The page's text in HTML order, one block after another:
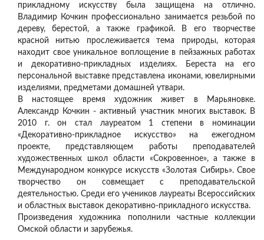
прикладному искусству была защищена на отлично.
Владимир Кочкин профессионально занимается резьбой по
дереву, берестой, а также графикой. В его творчестве
красной нитью прослеживается тема природы, которая
находит свое уникальное воплощение в пейзажных работах
и декоративно-прикладных изделиях. Береста на его
персональной выставке представлена иконами, ювелирными
изделиями, предметами домашней утвари.
В настоящее время художник живет в Марьяновке.
Александр Кочкин - активный участник многих выставок. В
2010 г. он стал лауреатом 1 степени в номинации
«Декоративно-прикладное искусство» на ежегодном
проекте, представляющем работы преподавателей
художественных школ области «Сокровенное», а также в
Международном конкурсе искусств «Золотая Сибирь». Свое
творчество он совмещает с преподавательской
деятельностью. Среди его учеников лауреаты Всероссийских
и областных выставок декоративно-прикладного искусства.
Произведения художника пополнили частные коллекции
Омской области и зарубежья.